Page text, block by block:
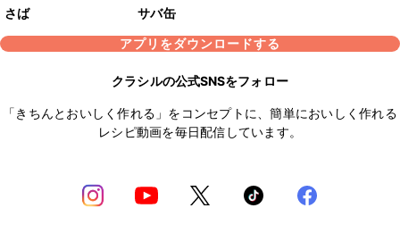
さば
サバ缶
アプリをダウンロードする
クラシルの公式SNSをフォロー
「きちんとおいしく作れる」をコンセプトに、簡単においしく作れる
レシピ動画を毎日配信しています。